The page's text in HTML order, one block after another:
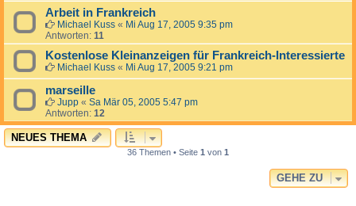
Arbeit in Frankreich
Michael Kuss « Mi Aug 17, 2005 9:35 pm
Antworten: 11
Kostenlose Kleinanzeigen für Frankreich-Interessierte
Michael Kuss « Mi Aug 17, 2005 9:21 pm
marseille
Jupp « Sa Mär 05, 2005 5:47 pm
Antworten: 12
NEUES THEMA
36 Themen • Seite 1 von 1
GEHE ZU